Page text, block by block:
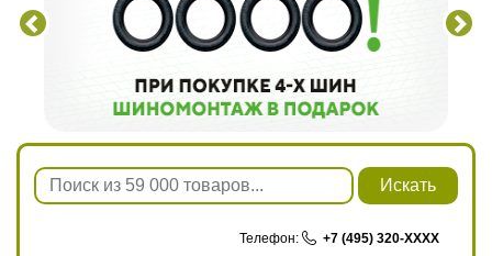
Искать
Телефон: +7 (495) 320-XXXX